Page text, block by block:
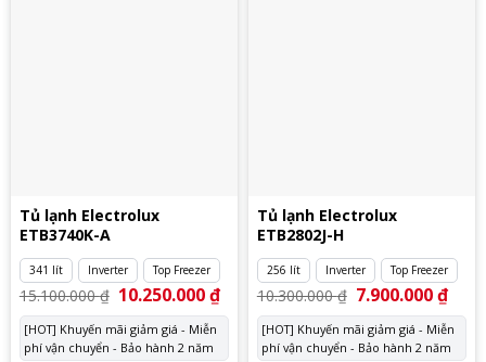
Tủ lạnh Electrolux
ETB3740K-A
341 lít Inverter Top Freezer
15.100.000₫ Giá
gốc
là:
15.100.000 ₫.
10.250.000₫Giá
tại
10.250.000 ₫.
[HOT] Khuyến mãi giảm giá - Miễn
phí vận chuyển - Bảo hành 2 năm
Tủ lạnh Electrolux
ETB2802J-H
256 lít Inverter Top Freezer
10.300.000₫ Giá
gốc
là:
10.300.000 ₫.
7.900.000₫Giá
tại
là:
[HOT] Khuyến mãi giảm giá - Miễn
phí vận chuyển - Bảo hành 2 năm